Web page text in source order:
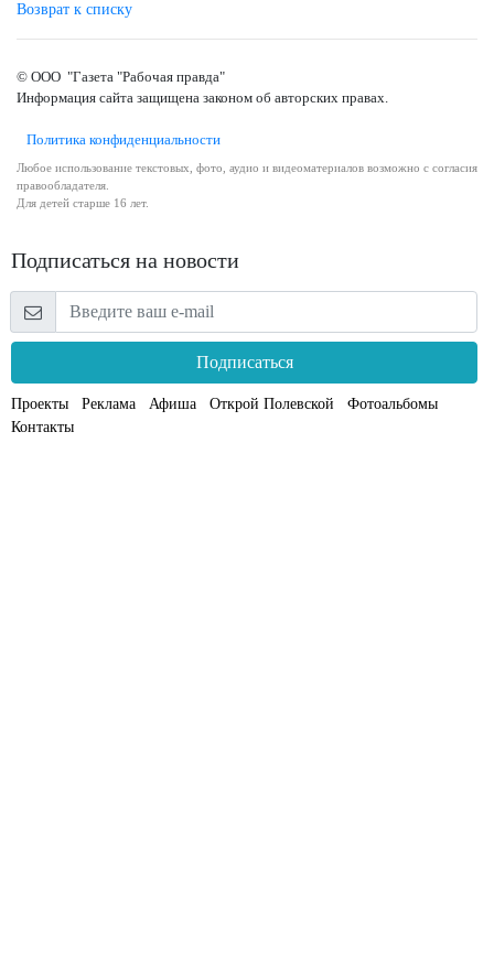
Возврат к списку
© ООО "Газета "Рабочая правда"
Информация сайта защищена законом об авторских правах.
Политика конфиденциальности
Любое использование текстовых, фото, аудио и видеоматериалов возможно с согласия
правообладателя.
Для детей старше 16 лет.
Подписаться на новости
Подписаться
Проекты Реклама Афиша Открой Полевской
Фотоальбомы
Контакты